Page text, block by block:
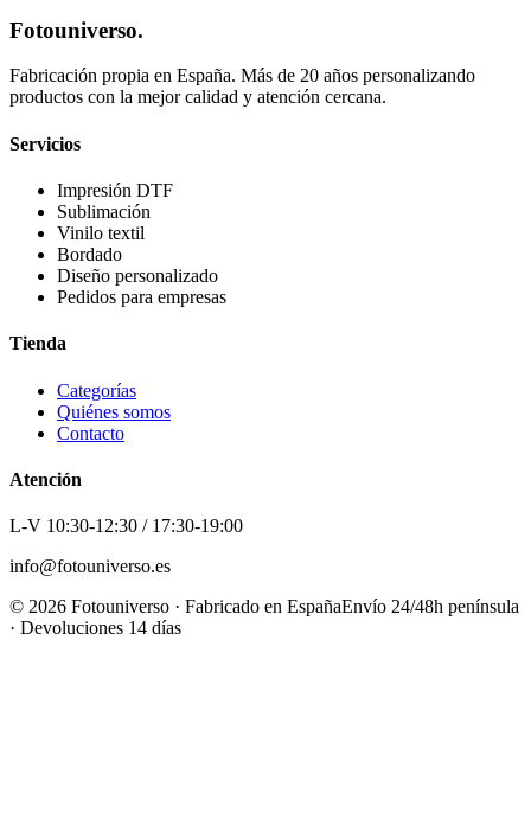
Fotouniverso.
Fabricación propia en España. Más de 20 años personalizando
productos con la mejor calidad y atención cercana.
Servicios
Impresión DTF
Sublimación
Vinilo textil
Bordado
Diseño personalizado
Pedidos para empresas
Tienda
Categorías
Quiénes somos
Contacto
Atención
L-V 10:30-12:30 / 17:30-19:00
info@fotouniverso.es
© 2026 Fotouniverso · Fabricado en EspañaEnvío 24/48h península
· Devoluciones 14 días